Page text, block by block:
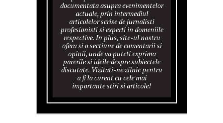
documentata asupra evenimentelor
actuale, prin intermediul
articolelor scrise de jurnalisti
profesionisti si experti in domeniile
respective. In plus, site-ul nostru
ofera si o sectiune de comentarii si
opinii, unde va puteti exprima
parerile si ideile despre subiectele
discutate. Vizitati-ne zilnic pentru
a fi la curent cu cele mai
importante stiri si articole!